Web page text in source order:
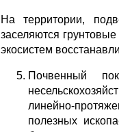
На территории,
заселяются
экосистем
Почвенный
линейно-
полезных